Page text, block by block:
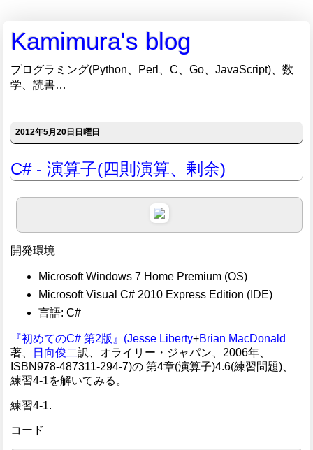
Kamimura's blog
プログラミング(Python、Perl、C、Go、JavaScript)、数
学、読書…
2012年5月20日日曜日
C# - 演算子(四則演算、剰余)
開発環境
Microsoft Windows 7 Home Premium (OS)
Microsoft Visual C# 2010 Express Edition (IDE)
言語: C#
『初めてのC# 第2版』(Jesse Liberty+Brian MacDonald
著、
日向俊二訳、オライリー・ジャパン、2006年、
ISBN978-487311-294-7)の 第4章(演算子)4.6(練習問題)、
練習4-1を解いてみる。
練習4-1.
コード